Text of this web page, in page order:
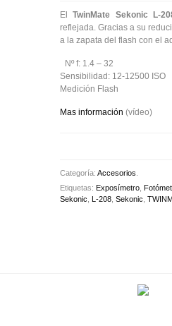
ElTwinMate Sekonic L-
reflejada. Gracias a su
a la zapata del flash con el
Nº f: 1.4 – 32
Sensibilidad: 12-12500 ISO
Medición Flash
Mas información (vídeo)
Categoría: Accesorios
Etiquetas: Exposímetro
Sekonic L-208 Sekonic